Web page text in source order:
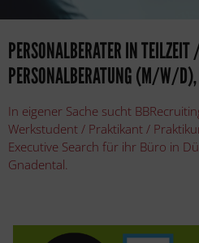
PERSONALBERATER IN
PERSONALBERATUNG (M/W/
In eigener Sache sucht
Werkstudent / Praktikant /
Executive Search für ihr Büro in
Gnadental.